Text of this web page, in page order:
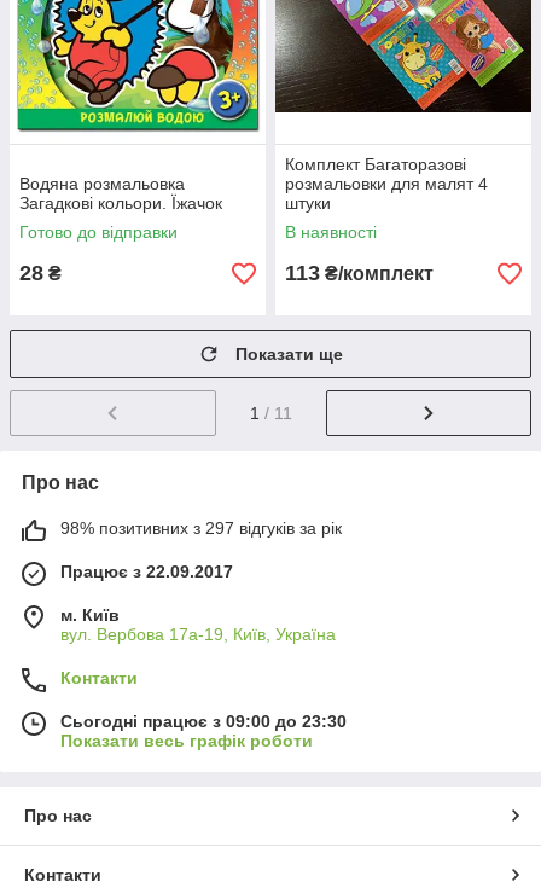
Водяна розмальовка
Загадкові кольори. Їжачок
Готово до відправки
28 ₴
Комплект Багаторазові
розмальовки для малят 4
штуки
В наявності
113 ₴/комплект
Показати ще
1 / 11
Про нас
98% позитивних з 297 відгуків за рік
Працює з 22.09.2017
м. Київ
вул. Вербова 17а-19, Київ, Україна
Контакти
Сьогодні працює з 09:00 до 23:30
Показати весь графік роботи
Про нас
Контакти